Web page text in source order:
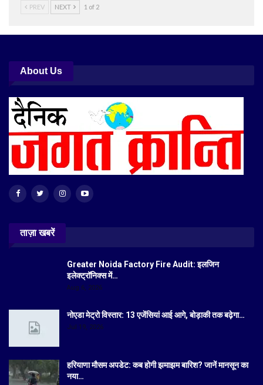
PREV NEXT 1 of 2
About Us
ताज़ा खबरें
Greater Noida Factory Fire Audit: इलजिन
इलेक्ट्रॉनिक्स में…
Aug 6, 2026
नोएडा मेट्रो विस्तार: 13 एजेंसियां आई आगे, बोड़ाकी तक बढ़ेगा…
Jul 19, 2026
हरियाणा मौसम अपडेट: कब होगी झमाझम बारिश? जानें मानसून का
नया…